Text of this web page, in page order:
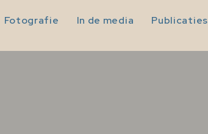
Fotografie In de media Publicaties